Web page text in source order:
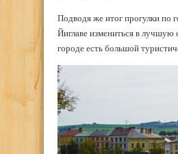
Подводя же итог прогулки по
Йиглаве измениться в лучшую
городе есть большой